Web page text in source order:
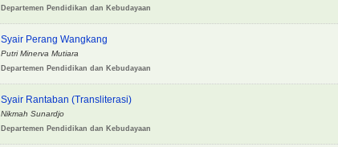
Departemen Pendidikan dan Kebudayaan
Syair Perang Wangkang
Putri Minerva Mutiara
Departemen Pendidikan dan Kebudayaan
Syair Rantaban (Transliterasi)
Nikmah Sunardjo
Departemen Pendidikan dan Kebudayaan